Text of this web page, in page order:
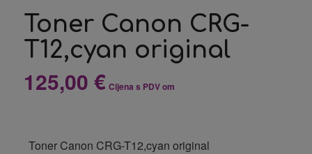
Toner Canon CRG-
T12,cyan original
125,00 € Cijena s PDV om
Toner Canon CRG-T12,cyan original